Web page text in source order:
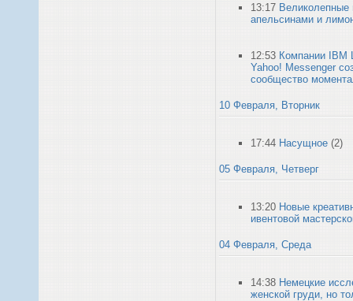
13:17 Великолепные
апельсинами и
12:53 Компании IBM
Yahoo! Messenger
сообщество
10 Февраля, Вторник
17:44 Насущное (2)
05 Февраля, Четверг
13:20 Новые
ивентовой
04 Февраля, Среда
14:38 Немецкие
женской груди, но